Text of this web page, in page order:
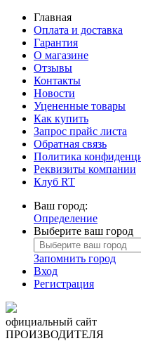
Главная
Оплата и доставка
Гарантия
О магазине
Отзывы
Контакты
Новости
Уцененные товары
Как купить
Запрос прайс листа
Обратная связь
Политика
Реквизиты компании
Клуб RT
Ваш город:
Определение
Выберите ваш город
Запомнить город
Вход
Регистрация
официальный сайт
ПРОИЗВОДИТЕЛЯ